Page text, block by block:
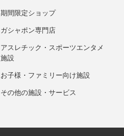
期間限定ショップ
ガシャポン専門店
アスレチック・スポーツエンタメ
施設
お子様・ファミリー向け施設
その他の施設・サービス